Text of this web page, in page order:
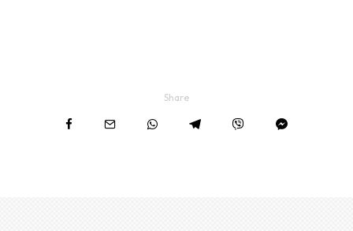
Share